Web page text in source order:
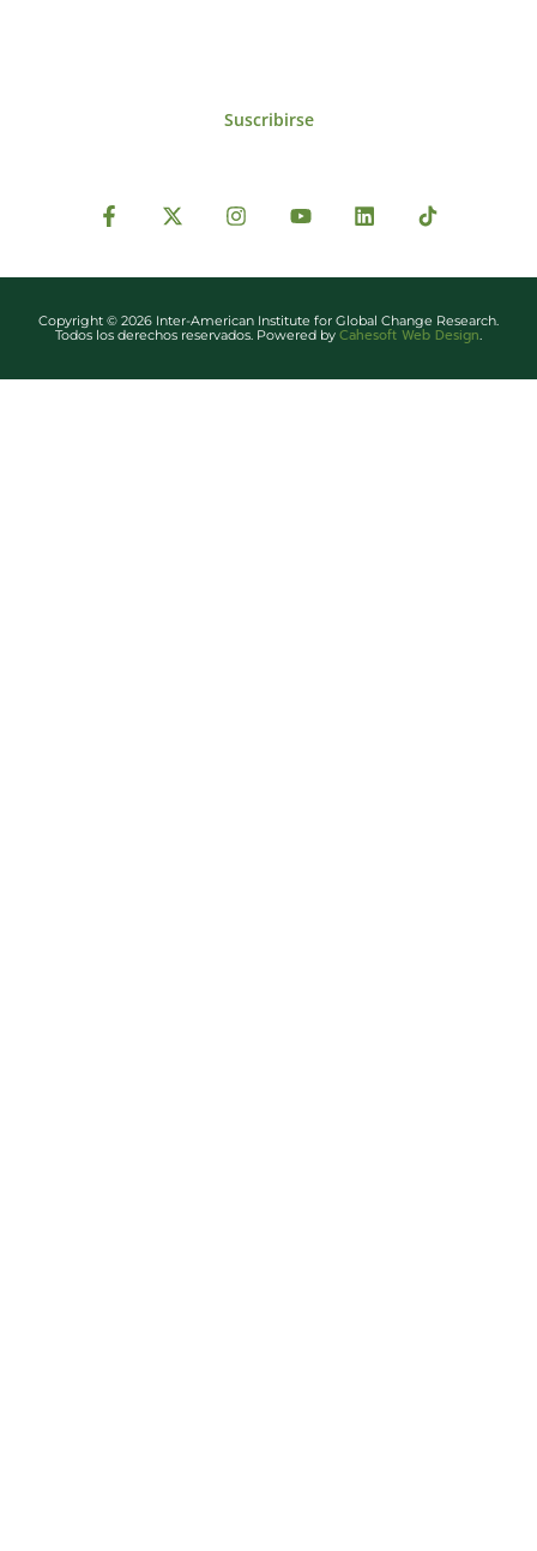
Suscribirse
Copyright © 2026 Inter-American Institute for Global Change Research.
Todos los derechos reservados. Powered by Cahesoft Web Design.